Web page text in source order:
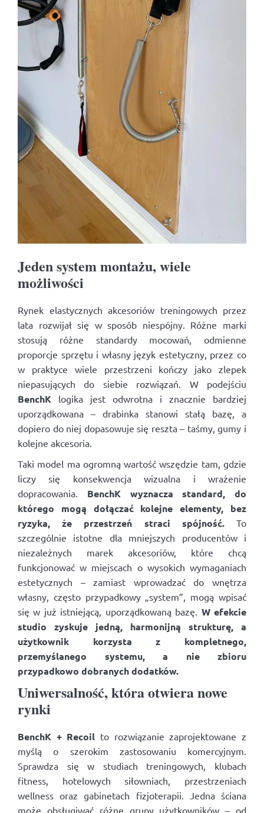
Jeden system montażu, wiele
możliwości
Rynek elastycznych akcesoriów treningowych przez
lata rozwijał się w sposób niespójny. Różne marki
stosują różne standardy mocowań, odmienne
proporcje sprzętu i własny język estetyczny, przez co
w praktyce wiele przestrzeni kończy jako zlepek
niepasujących do siebie rozwiązań. W podejściu
BenchK logika jest odwrotna i znacznie bardziej
uporządkowana – drabinka stanowi stałą bazę, a
dopiero do niej dopasowuje się reszta – taśmy, gumy i
kolejne akcesoria.
Taki model ma ogromną wartość wszędzie tam, gdzie
liczy się konsekwencja wizualna i wrażenie
dopracowania. BenchK wyznacza standard, do
którego mogą dołączać kolejne elementy, bez
ryzyka, że przestrzeń straci spójność.To
szczególnie istotne dla mniejszych producentów i
niezależnych marek akcesoriów, które chcą
funkcjonować w miejscach o wysokich wymaganiach
estetycznych – zamiast wprowadzać do wnętrza
własny, często przypadkowy „system”, mogą wpisać
się w już istniejącą, uporządkowaną bazę. W efekcie
studio zyskuje jedną, harmonijną strukturę, a
użytkownik korzysta z kompletnego,
przemyślanego systemu, a nie zbioru
przypadkowo dobranych dodatków.
Uniwersalność, która otwiera nowe
rynki
BenchK + Recoil to rozwiązanie zaprojektowane z
myślą o szerokim zastosowaniu komercyjnym.
Sprawdza się w studiach treningowych, klubach
fitness, hotelowych siłowniach, przestrzeniach
wellness oraz gabinetach fizjoterapii. Jedna ściana
może obsługiwać różne grupy użytkowników – od